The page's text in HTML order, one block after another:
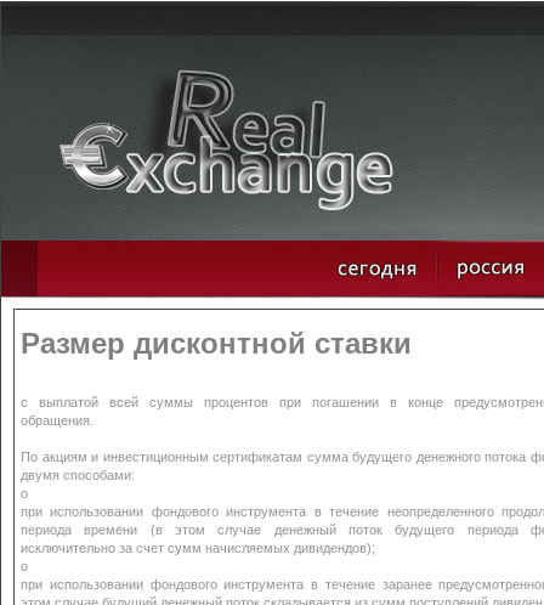
Размер дисконтной ставки
с выплатой всей суммы процентов при погашении в конце
обращения.
По акциям и инвестиционным сертификатам сумма будущего денежного потока
двумя способами:
o
при использовании фондового инструмента в течение неопределенного
периода времени (в этом случае денежный поток будущего периода
исключительно за счет сумм начисляемых дивидендов);
o
при использовании фондового инструмента в течение заранее